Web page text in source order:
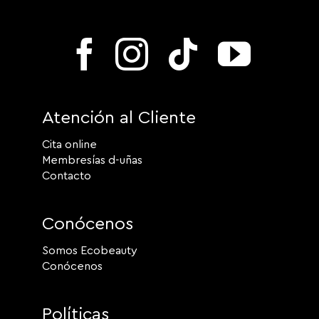
Atención al Cliente
Cita online
Membresías d-uñas
Contacto
Conócenos
Somos Ecobeauty
Conócenos
Políticas